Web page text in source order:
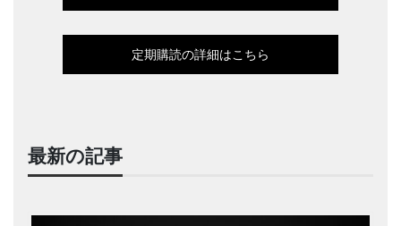
定期購読の詳細はこちら
最新の記事